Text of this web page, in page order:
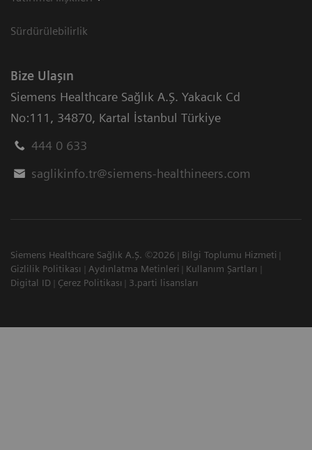
Sürdürülebilirlik
Bize Ulaşın
Siemens Healthcare Sağlık A.Ş. Yakacık Cd
No:111 , 34870, Kartal İstanbul Türkiye
444 0 633
saglikinfo.tr@siemens-healthineers.com
Siemens Healthcare Sağlık A.Ş. ©2026
Bilgi Toplumu Hizmeti
Gizlilik Politikası
Aydınlatma Metinleri
Kullanım Şartları
Digital ID
Çerez Politikası 3.parti lisansları